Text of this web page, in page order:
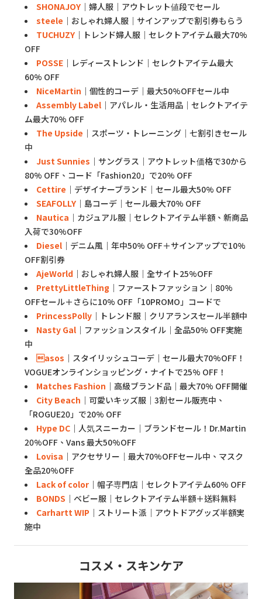
SHONAJOY ｜婦人服｜アウトレット値段でセール
steele ｜おしゃれ婦人服｜サインアップで割引券もらう
TUCHUZY ｜トレンド婦人服｜セレクトアイテム最大70%
OFF
POSSE ｜レディーストレンド｜セレクトアイテム最大
60% OFF
NiceMartin ｜個性的コーデ｜最大50%OFFセール中
Assembly Label ｜アパレル・生活用品｜セレクトアイテ
ム最大70% OFF
The Upside ｜スポーツ・トレーニング｜七割引きセール
中
Just Sunnies ｜サングラス｜アウトレット価格で30から
80% OFF、コード「Fashion20」で20% OFF
Cettire ｜デザイナーブランド｜セール最大50% OFF
SEAFOLLY ｜島コーデ｜セール最大70% OFF
Nautica ｜カジュアル服｜セレクトアイテム半額、新商品
入荷で30%OFF
Diesel ｜デニム風｜年中50% OFF＋サインアップで10%
OFF割引券
AjeWorld ｜おしゃれ婦人服｜全サイト25%OFF
PrettyLittleThing ｜ファーストファッション｜80%
OFFセール＋さらに10% OFF「10PROMO」コードで
PrincessPolly ｜トレンド服｜クリアランスセール半額中
Nasty Gal ｜ファッションスタイル｜全品50% OFF実施
中
asos ｜スタイリッシュコーデ｜セール最大70%OFF！
VOGUEオンラインショッピング・ナイトで25% OFF！
Matches Fashion ｜高級ブランド品｜最大70% OFF開催
City Beach ｜可愛いキッズ服｜3割セール販売中、
「ROGUE20」で20% OFF
Hype DC ｜人気スニーカー｜ブランドセール！Dr.Martin
20%OFF、Vans 最大50%OFF
Lovisa ｜アクセサリー｜最大70%OFFセール中、マスク
全品20%OFF
Lack of color ｜帽子専門店｜セレクトアイテム60% OFF
BONDS ｜ベビー服｜セレクトアイテム半額＋送料無料
Carhartt WIP ｜ストリート派｜アウトドアグッズ半額実
施中
コスメ・スキンケア